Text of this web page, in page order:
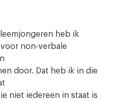
heb ik
non-verbale
door. Dat heb ik in die
niet iedereen in staat is